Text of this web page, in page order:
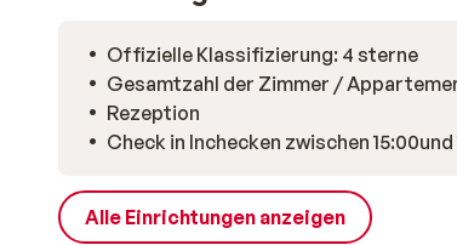
Offizielle Klassifizierung: 4 sterne
Gesamtzahl der Zimmer /
Rezeption
Check in Inchecken zwischen 15:00und
Alle Einrichtungen anzeigen